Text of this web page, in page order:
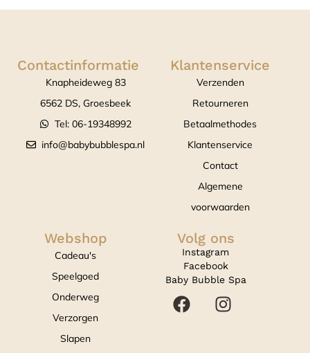
Contactinformatie
Knapheideweg 83
6562 DS, Groesbeek
Tel: 06-19348992
info@babybubblespa.nl
Klantenservice
Verzenden
Retourneren
Betaalmethodes
Klantenservice
Contact
Algemene
voorwaarden
Webshop
Cadeau's
Speelgoed
Onderweg
Verzorgen
Slapen
Volg ons
Instagram
Facebook
Baby Bubble Spa